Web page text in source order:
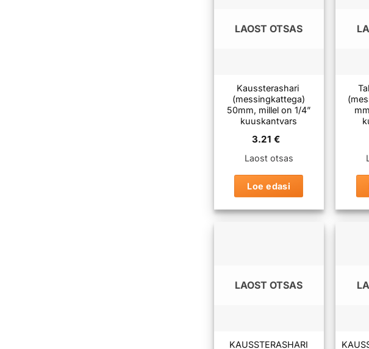
LAOST OTSAS
Kaussterashari
(messingkattega)
50mm, millel on 1/4”
kuuskantvars
3.21 €
Laost otsas
Loe edasi
LAOST OTSAS
KAUSSTERASHARI